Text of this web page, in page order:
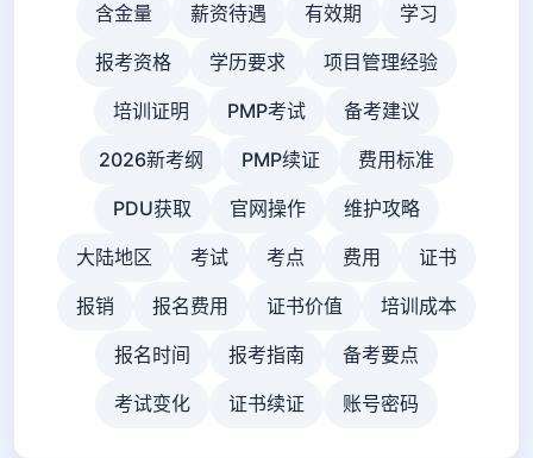
含金量 薪资待遇 有效期 学习
报考资格 学历要求 项目管理经验
培训证明 PMP考试 备考建议
2026新考纲 PMP续证 费用标准
PDU获取 官网操作 维护攻略
大陆地区 考试 考点 费用 证书
报销 报名费用 证书价值 培训成本
报名时间 报考指南 备考要点
考试变化 证书续证 账号密码